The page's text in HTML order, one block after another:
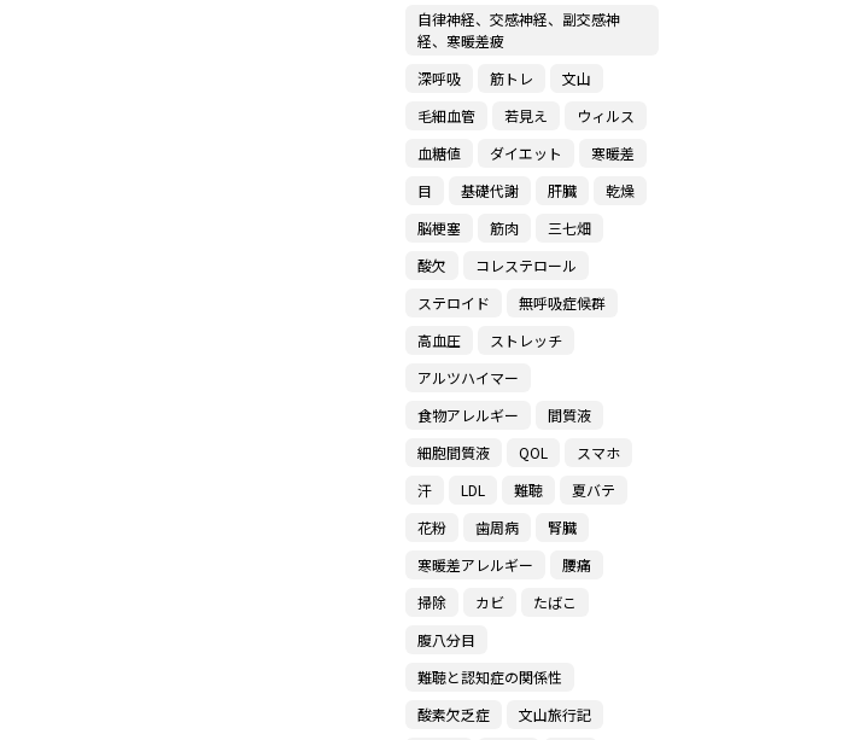
自律神経、交感神経、副交感神
経、寒暖差疲
深呼吸
筋トレ
文山
毛細血管
若見え
ウィルス
血糖値
ダイエット
寒暖差
目
基礎代謝 肝臓
乾燥
脳梗塞
筋肉
三七畑
酸欠
コレステロール
ステロイド
無呼吸症候群
高血圧
ストレッチ
アルツハイマー
食物アレルギー
間質液
細胞間質液
QOL
スマホ
汗
LDL 難聴
夏バテ
花粉
歯周病
腎臓
寒暖差アレルギー
腰痛
掃除
カビ
たばこ
腹八分目
難聴と認知症の関係性
酸素欠乏症
文山旅行記